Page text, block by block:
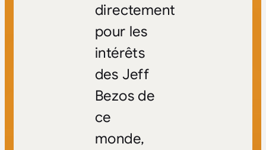
directement
pour les
intérêts
des Jeff
Bezos de
ce
monde,